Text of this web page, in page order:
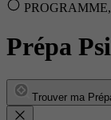
Prépa
Trouver ma